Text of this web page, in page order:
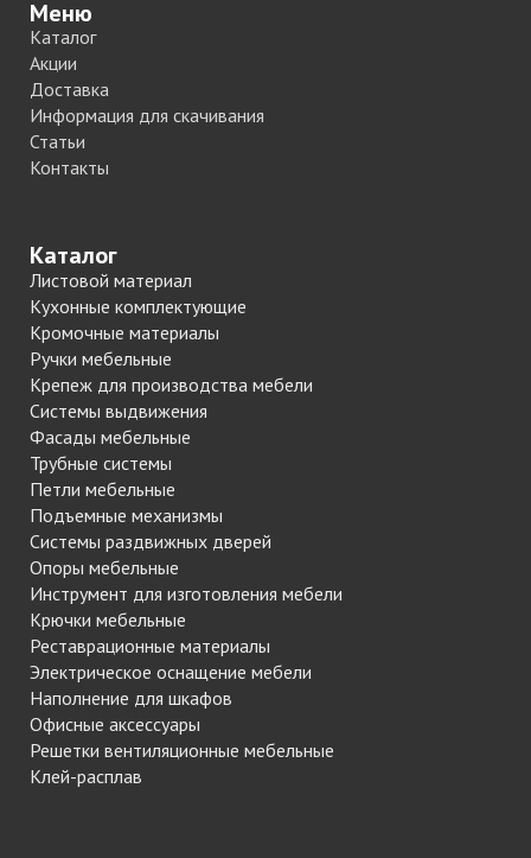
Меню
Каталог
Акции
Доставка
Информация для скачивания
Статьи
Контакты
Каталог
Листовой материал
Кухонные комплектующие
Кромочные материалы
Ручки мебельные
Крепеж для производства мебели
Системы выдвижения
Фасады мебельные
Трубные системы
Петли мебельные
Подъемные механизмы
Системы раздвижных дверей
Опоры мебельные
Инструмент для изготовления мебели
Крючки мебельные
Реставрационные материалы
Электрическое оснащение мебели
Наполнение для шкафов
Офисные аксессуары
Решетки вентиляционные мебельные
Клей-расплав